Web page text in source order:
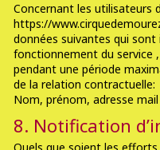
Concernant les utilisateurs
https://
données suivantes qui sont
fonctionnement du service
pendant une période
de la relation contractuelle:
Nom, prénom, adresse mail
8. Notification